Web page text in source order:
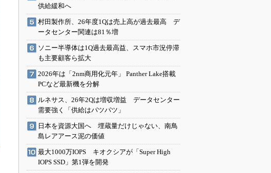
供給緩和へ
村田製作所、26年度1Qは売上高が過去最高 デ
ータセンター関連は81％増
ソニー半導体は1Q過去最高益、スマホ市況停滞
も主要顧客ら拡大
2026年は「2nm商用化元年」 Panther Lake搭載
PCなど最新機を分解
ルネサス、26年2Qは増収増益 データセンター
需要強く「供給はパツパツ」
日本を資源大国へ 埋蔵量だけじゃない、南鳥
島レアアース泥の価値
最大1000万IOPS キオクシアが「Super High
IOPS SSD」第1弾を開発